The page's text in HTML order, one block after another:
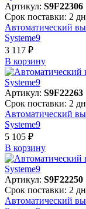
Артикул: S9F22306
Срок поставки: 2
Автоматический
Systeme9
3 117 ₽
В корзинy
Артикул: S9F22263
Срок поставки: 2
Автоматический
Systeme9
5 105 ₽
В корзинy
Артикул: S9F22250
Срок поставки: 2
Автоматический